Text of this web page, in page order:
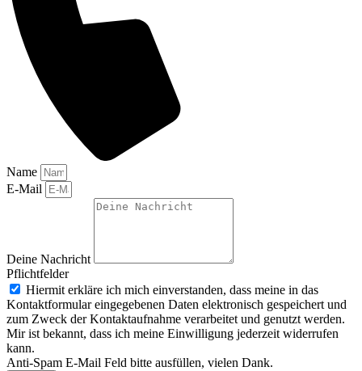
Name
E-Mail
Deine Nachricht
Pflichtfelder
Hiermit erkläre ich mich einverstanden, dass meine in das
Kontaktformular eingegebenen Daten elektronisch gespeichert und
zum Zweck der Kontaktaufnahme verarbeitet und genutzt werden.
Mir ist bekannt, dass ich meine Einwilligung jederzeit widerrufen
kann.
Anti-Spam E-Mail Feld bitte ausfüllen, vielen Dank.